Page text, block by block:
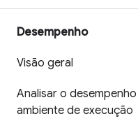
Desempenho
Visão geral
Analisar o
ambiente de execução